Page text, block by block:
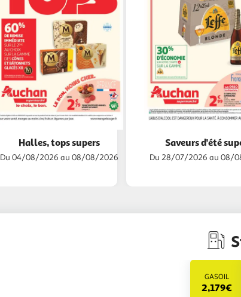
Halles, tops supers
Du 04/08/2026 au 08/08/2026
Saveurs d'été
Du 28/07/2026 au 08/
GASOIL
2,179€